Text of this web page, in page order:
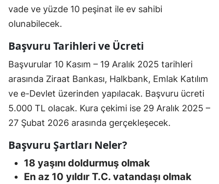
vade ve yüzde 10 peşinat ile ev sahibi
olunabilecek.
Başvuru Tarihleri ve Ücreti
Başvurular 10 Kasım – 19 Aralık 2025 tarihleri
arasında Ziraat Bankası, Halkbank, Emlak Katılım
ve e-Devlet üzerinden yapılacak. Başvuru ücreti
5.000 TL olacak. Kura çekimi ise 29 Aralık 2025 –
27 Şubat 2026 arasında gerçekleşecek.
Başvuru Şartları Neler?
18 yaşını doldurmuş olmak
En az 10 yıldır T.C. vatandaşı olmak